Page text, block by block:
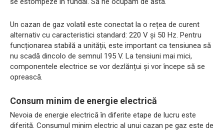
Un cazan de gaz volatil este conectat la o rețea de curent
alternativ cu caracteristici standard: 220 V și 50 Hz. Pentru
funcționarea stabilă a unității, este important ca tensiunea să
nu scadă dincolo de semnul 195 V. La tensiuni mai mici,
componentele electrice se vor dezlănțui și vor începe să se
oprească.
Consum minim de energie electrică
Nevoia de energie electrică în diferite etape de lucru este
diferită. Consumul minim electric al unui cazan pe gaz este de